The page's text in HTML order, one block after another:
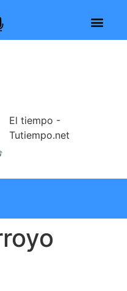
El tiempo -
Tutiempo.net